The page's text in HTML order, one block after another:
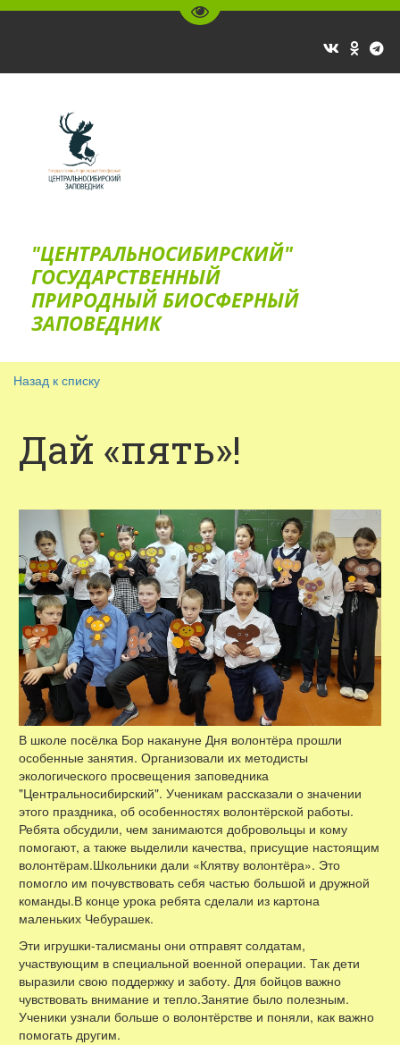
Перейти на версию для
"ЦЕНТРАЛЬНОСИБИРСКИЙ"
ГОС­УДАРСТВЕННЫЙ
ПРИРОДНЫЙ БИОСФЕРНЫЙ
ЗАПОВЕДНИК
Назад к списку
Дай «пять»!
В школе посёлка Бор накануне Дня волонтёра прошли
особенные занятия. Организовали их методисты
экологического просвещения заповедника
"Центральносибирский". Ученикам рассказали о значении
этого праздника, об особенностях волонтёрской работы.
Ребята обсудили, чем занимаются добровольцы и кому
помогают, а также выделили качества, присущие настоящим
волонтёрам.Школьники дали «Клятву волонтёра». Это
помогло им почувствовать себя частью большой и дружной
команды.В конце урока ребята сделали из картона
маленьких Чебурашек.
Эти игрушки-талисманы они отправят солдатам,
участвующим в специальной военной операции. Так дети
выразили свою поддержку и заботу. Для бойцов важно
чувствовать внимание и тепло.Занятие было полезным.
Ученики узнали больше о волонтёрстве и поняли, как важно
помогать другим.